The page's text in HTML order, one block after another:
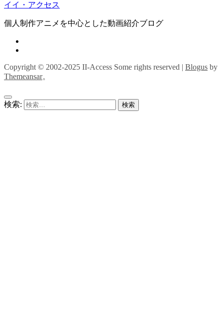
イイ・アクセス
個人制作アニメを中心とした動画紹介ブログ
Copyright © 2002-2025 II-Access Some rights reserved | Blogus by
Themeansar。
検索: